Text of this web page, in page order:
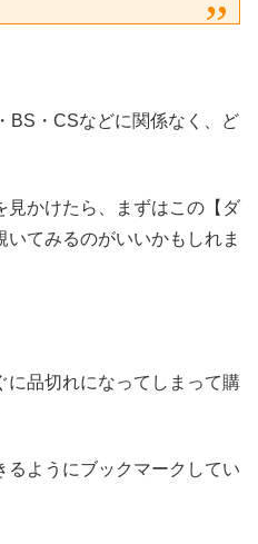
BS・CSなどに関係なく、ど
見かけたら、まずはこの【ダ
てみるのがいいかもしれま
に品切れになってしまって購
るようにブックマークしてい